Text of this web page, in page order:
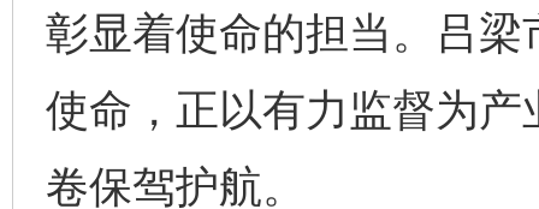
彰显着使命的担当。吕
使命，正以有力监督为
卷保驾护航。